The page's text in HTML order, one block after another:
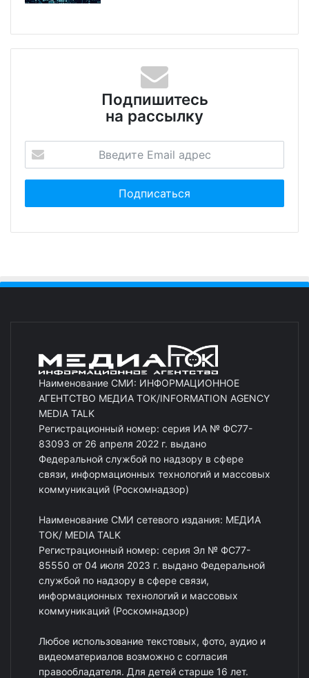
Подпишитесь
на рассылку
Наименование СМИ: ИНФОРМАЦИОННОЕ
АГЕНТСТВО МЕДИА ТОК/INFORMATION AGENCY
MEDIA TALK
Регистрационный номер: серия ИА № ФС77-
83093 от 26 апреля 2022 г. выдано
Федеральной службой по надзору в сфере
связи, информационных технологий и массовых
коммуникаций (Роскомнадзор)
Наименование СМИ сетевого издания: МЕДИА
ТОК/ MEDIA TALK
Регистрационный номер: серия Эл № ФС77-
85550 от 04 июля 2023 г. выдано Федеральной
службой по надзору в сфере связи,
информационных технологий и массовых
коммуникаций (Роскомнадзор)
Любое использование текстовых, фото, аудио и
видеоматериалов возможно с согласия
правообладателя. Для детей старше 16 лет.